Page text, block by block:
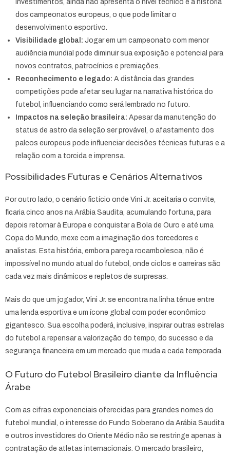
investimentos, ainda não apresenta o nível técnico e a história
dos campeonatos europeus, o que pode limitar o
desenvolvimento esportivo.
Visibilidade global: Jogar em um campeonato com menor
audiência mundial pode diminuir sua exposição e potencial para
novos contratos, patrocínios e premiações.
Reconhecimento e legado: A distância das grandes
competições pode afetar seu lugar na narrativa histórica do
futebol, influenciando como será lembrado no futuro.
Impactos na seleção brasileira: Apesar da manutenção do
status de astro da seleção ser provável, o afastamento dos
palcos europeus pode influenciar decisões técnicas futuras e a
relação com a torcida e imprensa.
Possibilidades Futuras e Cenários Alternativos
Por outro lado, o cenário fictício onde Vini Jr. aceitaria o convite,
ficaria cinco anos na Arábia Saudita, acumulando fortuna, para
depois retornar à Europa e conquistar a Bola de Ouro e até uma
Copa do Mundo, mexe com a imaginação dos torcedores e
analistas. Esta história, embora pareça rocambolesca, não é
impossível no mundo atual do futebol, onde ciclos e carreiras são
cada vez mais dinâmicos e repletos de surpresas.
Mais do que um jogador, Vini Jr. se encontra na linha tênue entre
uma lenda esportiva e um ícone global com poder econômico
gigantesco. Sua escolha poderá, inclusive, inspirar outras estrelas
do futebol a repensar a valorização do tempo, do sucesso e da
segurança financeira em um mercado que muda a cada temporada.
O Futuro do Futebol Brasileiro diante da Influência
Árabe
Com as cifras exponenciais oferecidas para grandes nomes do
futebol mundial, o interesse do Fundo Soberano da Arábia Saudita
e outros investidores do Oriente Médio não se restringe apenas à
contratação de atletas internacionais. O mercado brasileiro,